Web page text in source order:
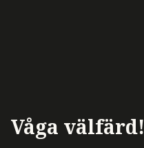
Våga välfärd!